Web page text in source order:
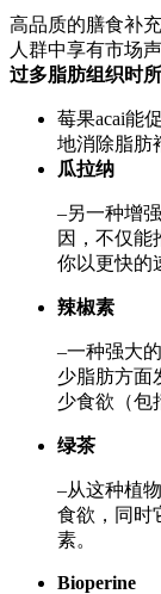
高品质的膳食补
人群中享有市场
过多脂肪组织时所
莓果acai能
地消除脂肪
瓜拉纳
–另一种增
因，不仅能
你以更快的
辣椒素
–一种强大
少脂肪方面
少食欲（包
绿茶
–从这种植
食欲，同时
素。
Bioperine